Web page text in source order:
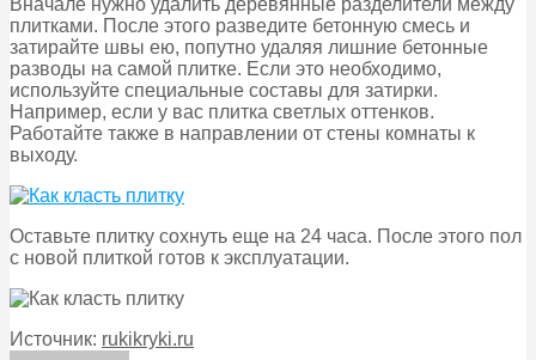
Вначале нужно удалить деревянные разделители между
плитками. После этого разведите бетонную смесь и
затирайте швы ею, попутно удаляя лишние бетонные
разводы на самой плитке. Если это необходимо,
используйте специальные составы для затирки.
Например, если у вас плитка светлых оттенков.
Работайте также в направлении от стены комнаты к
выходу.
Оставьте плитку сохнуть еще на 24 часа. После этого пол
с новой плиткой готов к эксплуатации.
Источник: rukikryki.ru